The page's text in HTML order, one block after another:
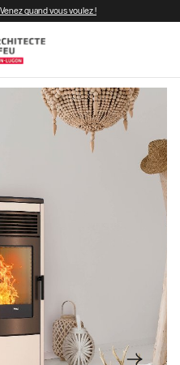
quand vous voulez !